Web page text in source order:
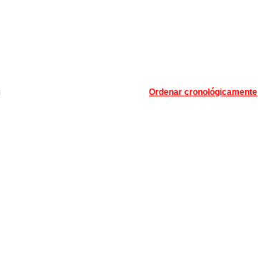
Ordenar cronológicamente